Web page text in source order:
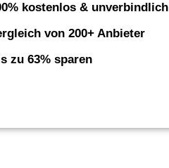
kostenlos & unverbindlich
von 200+ Anbieter
zu 63% sparen